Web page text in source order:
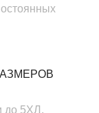
до 5ХЛ.